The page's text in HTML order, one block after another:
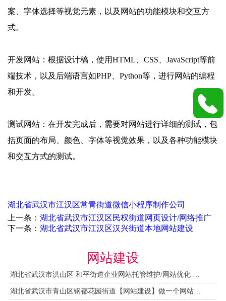
案、字体选择等视觉元素，以及网站的功能模块和交互方
式。
开发网站：根据设计稿，使用HTML、CSS、JavaScript等前
端技术，以及后端语言如PHP、Python等，进行网站的编程
和开发。
测试网站：在开发完成后，需要对网站进行详细的测试，包
括页面的布局、颜色、字体等视觉效果，以及各种功能模块
和交互方式的测试。
湖北省武汉市江汉区常青街道微信小程序制作公司
上一条： 湖北省武汉市江汉区民权街道网页设计/网络推广
下一条： 湖北省武汉市江汉区汉兴街道本地网站建设
网站建设
湖北省武汉市洪山区 和平街道企业网站托管维护/网站优化 咨询服务
湖北省武汉市青山区钢都花园街道【网站建设】做一个网站大概需要多少钱？ 咨询服务